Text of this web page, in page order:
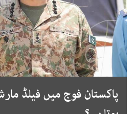
پاکستان فوج میں فیلڈ